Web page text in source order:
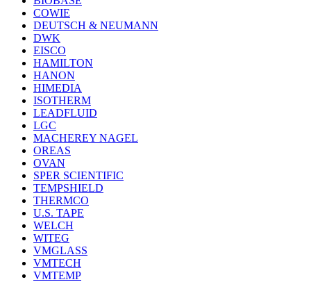
COWIE
DEUTSCH & NEUMANN
DWK
EISCO
HAMILTON
HANON
HIMEDIA
ISOTHERM
LEADFLUID
LGC
MACHEREY NAGEL
OREAS
OVAN
SPER SCIENTIFIC
TEMPSHIELD
THERMCO
U.S. TAPE
WELCH
WITEG
VMGLASS
VMTECH
VMTEMP